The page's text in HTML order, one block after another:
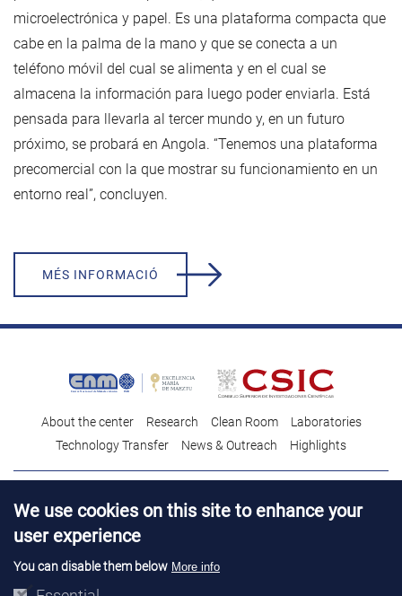
microelectrónica y papel. Es una plataforma compacta que
cabe en la palma de la mano y que se conecta a un
teléfono móvil del cual se alimenta y en el cual se
almacena la información para luego poder enviarla. Está
pensada para llevarla al tercer mundo y, en un futuro
próximo, se probará en Angola. “Tenemos una plataforma
precomercial con la que mostrar su funcionamiento en un
entorno real”, concluyen.
MÉS INFORMACIÓ
About the center Research Clean Room
Laboratories
Technology Transfer
News & Outreach Highlights
Talent
Contracting profile Legal Advice
We use cookies on this site to enhance your
user experience
You can disable them below More info